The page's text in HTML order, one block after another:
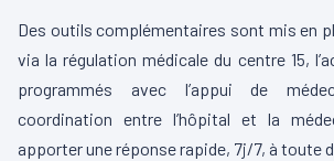
Des outils complémentaires sont mis en
via la régulation médicale du centre 15,
programmés avec l’appui de
coordination entre l’hôpital et la
apporter une réponse rapide, 7j/7, à toute